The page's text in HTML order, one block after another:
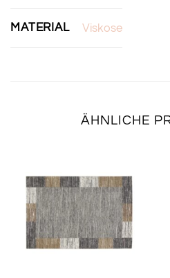
MATERIAL Viskose
ÄHNLICHE